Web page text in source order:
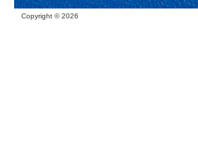
Copyright ©2026